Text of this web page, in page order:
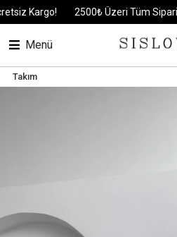
Kargo! 2500₺ Üzeri Tüm
Menü
Takım